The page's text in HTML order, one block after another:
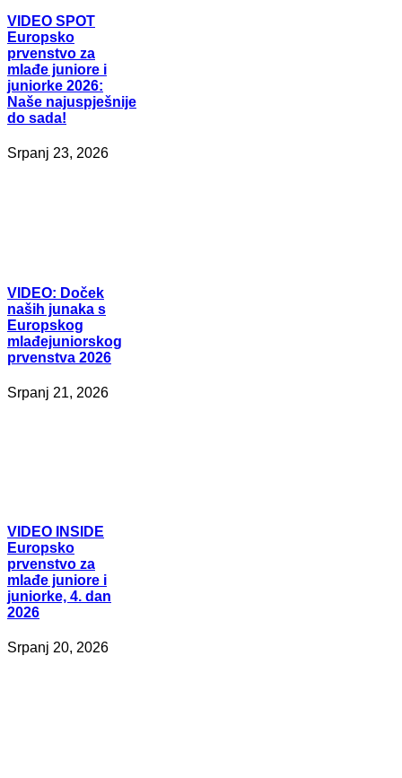
VIDEO SPOT
Europsko
prvenstvo za
mlađe juniore i
juniorke 2026:
Naše najuspješnije
do sada!
Srpanj 23, 2026
VIDEO: Doček
naših junaka s
Europskog
mlađejuniorskog
prvenstva 2026
Srpanj 21, 2026
VIDEO INSIDE
Europsko
prvenstvo za
mlađe juniore i
juniorke, 4. dan
2026
Srpanj 20, 2026